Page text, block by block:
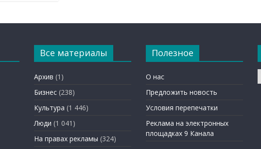
Все материалы
Архив (1)
Бизнес (238)
Культура (1 446)
Люди (1 041)
На правах рекламы (324)
Полезное
О нас
Предложить новость
Условия перепечатки
Реклама на электронных
площадках 9 Канала